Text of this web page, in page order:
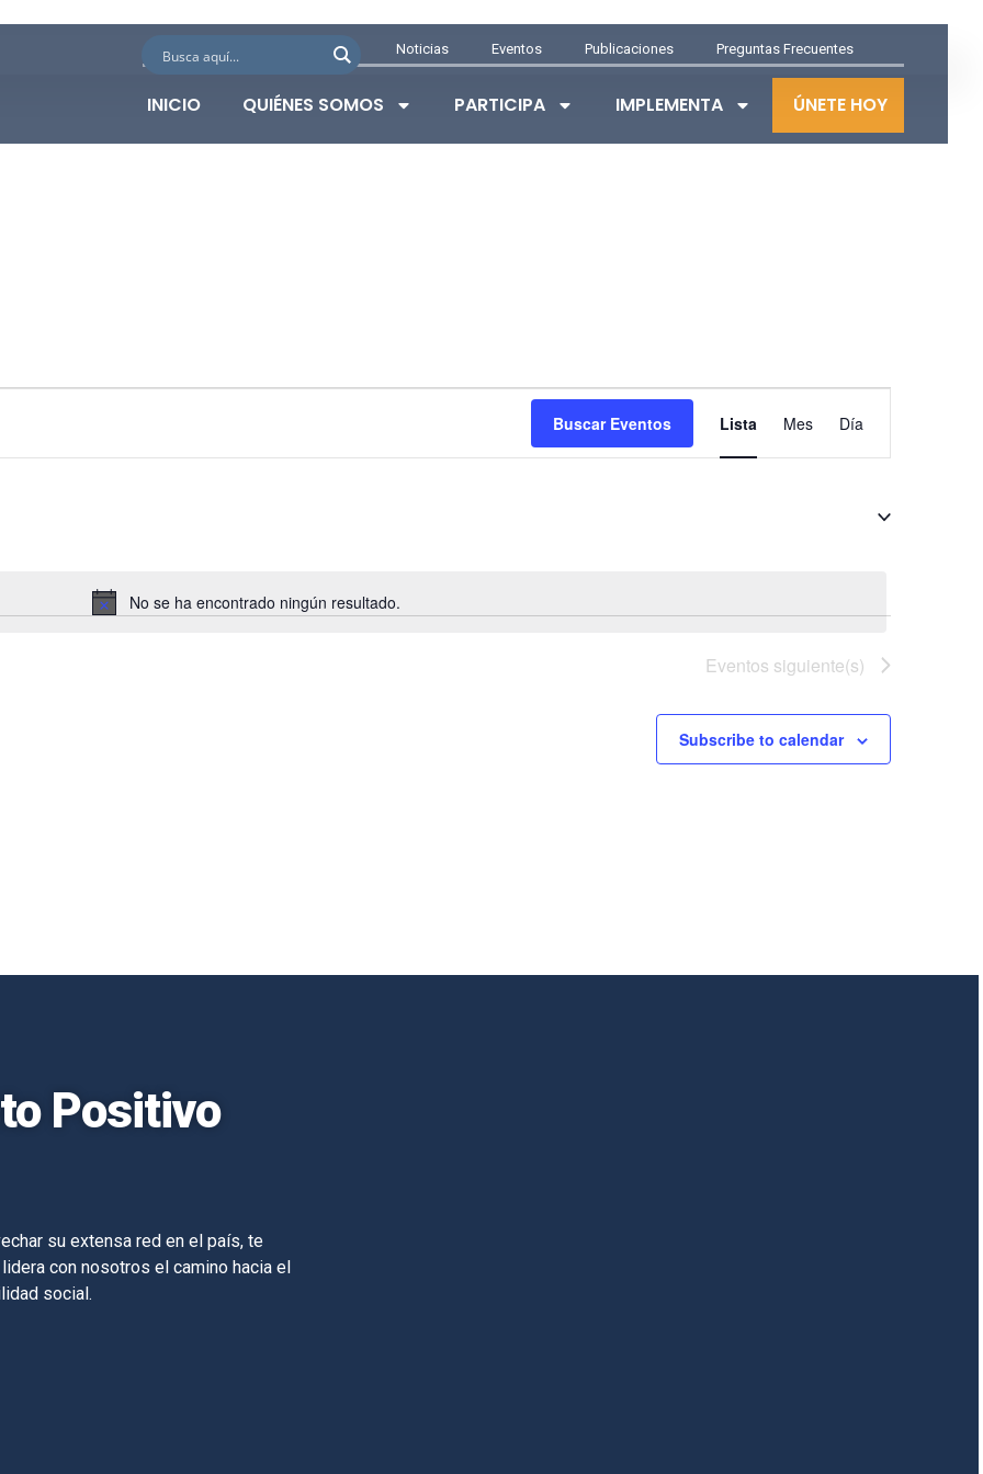
Noticias Eventos Publicaciones Preguntas Frecuentes
INICIO QUIÉNES SOMOS PARTICIPA IMPLEMENTA ÚNETE HOY
Notice
No se ha encontrado ningún resultado.
Buscar Eventos Lista Mes Día
Eventos siguiente(s)
Subscribe to calendar
Positivo
su extensa red en el país, te
con nosotros el camino hacia el
social.